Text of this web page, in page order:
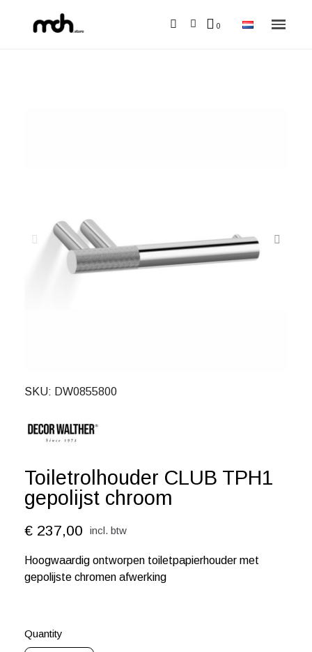
SKU DW0855800
Toiletrolhouder CLUB TPH1
gepolijst chroom
€ 237,00 incl. btw
Hoogwaardig ontworpen toiletpapierhouder met
gepolijste chromen afwerking
Quantity